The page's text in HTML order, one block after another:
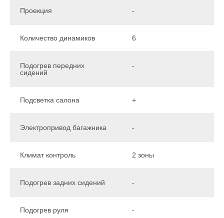
Проекция -
Количество динамиков 6
Подогрев передних
сидений
-
Подсветка салона +
Электропривод багажника -
Климат контроль 2 зоны
Подогрев задних сидений -
Подогрев руля -